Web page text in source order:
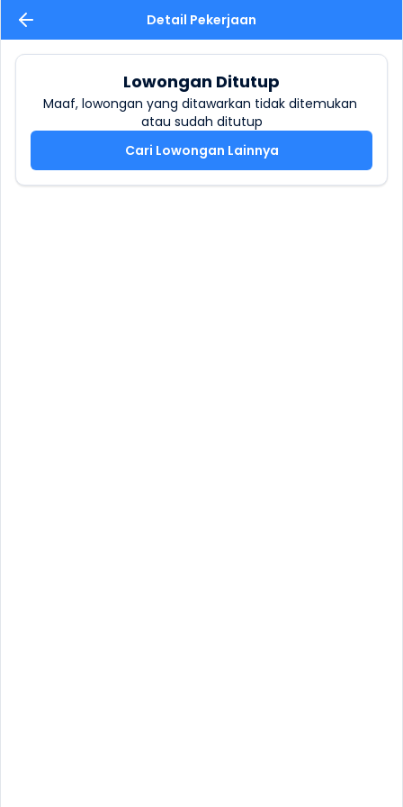
Detail Pekerjaan
Lowongan Ditutup
Maaf, lowongan yang ditawarkan tidak ditemukan
atau sudah ditutup
Cari Lowongan Lainnya